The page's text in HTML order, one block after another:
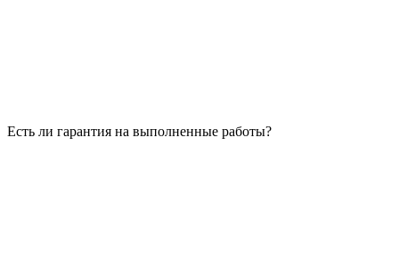
Есть ли гарантия на выполненные работы?